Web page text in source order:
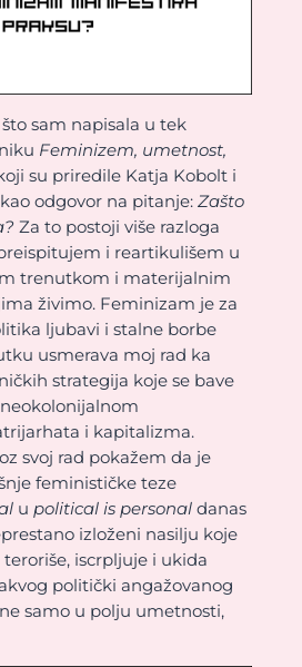
sam napisala u tek
Feminizem, umetnost,
su priredile Katja Kobolt i
odgovor na pitanje: Zašto
Za to postoji više razloga
i reartikulišem u
trenutkom i materijalnim
živimo. Feminizam je za
ljubavi i stalne borbe
usmerava moj rad ka
strategija koje se bave
i kapitalizma.
svoj rad pokažem da je
feminističke teze
u political is personaldanas
izloženi nasilju koje
iscrpljuje i ukida
politički angažovanog
samo u polju umetnosti,